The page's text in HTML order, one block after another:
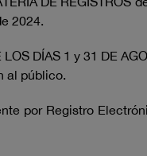
2024.
DÍAS 1 y 31 DE
al público.
por Registro